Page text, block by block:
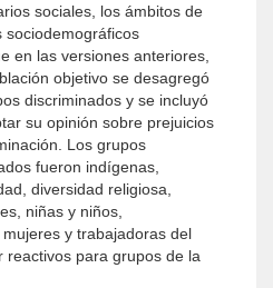
sociales, los ámbitos de
sociodemográficos
en las versiones anteriores,
objetivo se desagregó
discriminados y se incluyó
su opinión sobre prejuicios
Los grupos
fueron indígenas,
diversidad religiosa,
niñas y niños,
y trabajadoras del
reactivos para grupos de la